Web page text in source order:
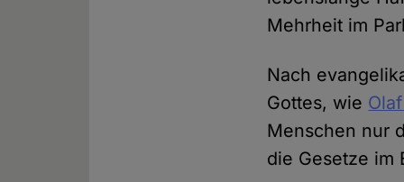
Mehrheit im
Nach
Gottes, wie
Menschen nur
die Gesetze im